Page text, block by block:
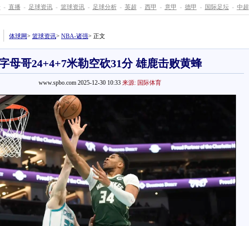
- 直播 - 足球资讯 - 篮球资讯 - 足球分析 - 英超 - 西甲 - 意甲 - 德甲 - 国际足坛 - 中超
体球网> 篮球资讯> NBA-诸强> 正文
母哥24+4+7米勒空砍31分 雄鹿击败黄蜂
www.spbo.com 2025-12-30 10:33 来源: 国际体育